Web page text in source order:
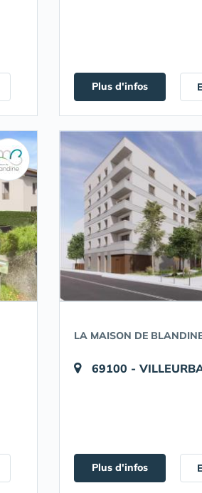
Plus d'infos
LA MAISON DE
69100 -
Plus d'infos